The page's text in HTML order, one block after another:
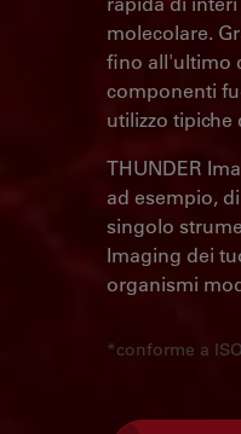
molecolare.
fino all'ultimo
componenti
utilizzo tipiche
THUNDER
ad esempio, di
singolo
Imaging dei
organismi
*conforme a